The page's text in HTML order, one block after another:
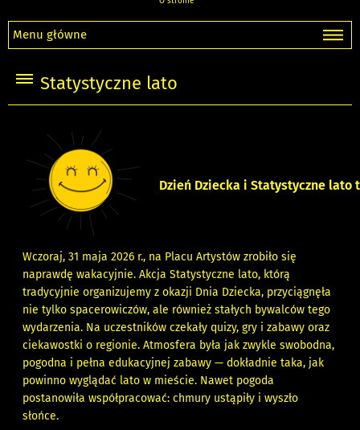
Menu główne
Statystyczne lato
Dzień Dziecka i Statystyczne
Wczoraj, 31 maja 2026 r., na Placu Artystów zrobiło się
naprawdę wakacyjnie. Akcja Statystyczne lato, którą
tradycyjnie organizujemy z okazji Dnia Dziecka, przyciągnęła
nie tylko spacerowiczów, ale również stałych bywalców tego
wydarzenia. Na uczestników czekały quizy, gry i zabawy oraz
ciekawostki o regionie. Atmosfera była jak zwykle swobodna,
pogodna i pełna edukacyjnej zabawy — dokładnie taka, jak
powinno wyglądać lato w mieście. Nawet pogoda
postanowiła współpracować: chmury ustąpiły i wyszło
słońce.